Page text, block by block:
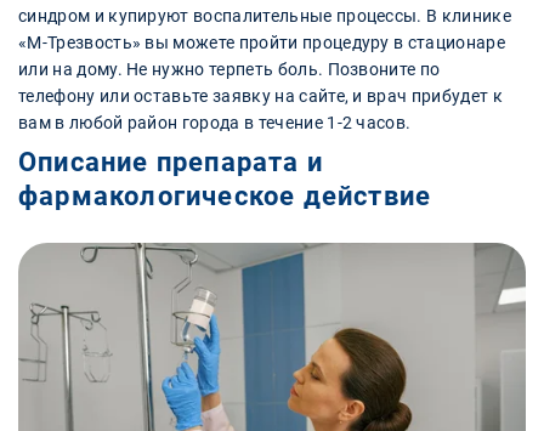
синдром и купируют воспалительные процессы. В клинике
«М-Трезвость» вы можете пройти процедуру в стационаре
или на дому. Не нужно терпеть боль. Позвоните по
телефону или оставьте заявку на сайте, и врач прибудет к
вам в любой район города в течение 1-2 часов.
Описание препарата и
фармакологическое действие